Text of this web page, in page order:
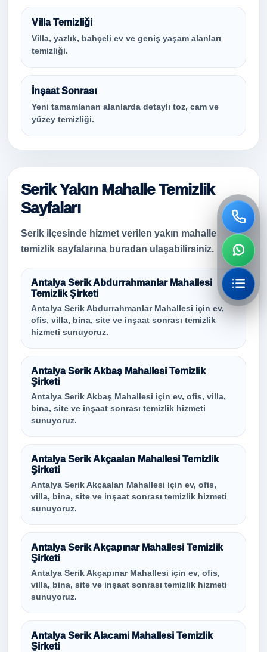
Villa Temizliği
Villa, yazlık, bahçeli ev ve geniş yaşam alanları
temizliği.
İnşaat Sonrası
Yeni tamamlanan alanlarda detaylı toz, cam ve
yüzey temizliği.
Serik Yakın Mahalle Temizlik
Sayfaları
Serik ilçesinde hizmet verilen yakın mahalle
temizlik sayfalarına buradan ulaşabilirsiniz.
Antalya Serik Abdurrahmanlar Mahallesi
Temizlik Şirketi
Antalya Serik Abdurrahmanlar Mahallesi için ev,
ofis, villa, bina, site ve inşaat sonrası temizlik
hizmeti sunuyoruz.
Antalya Serik Akbaş Mahallesi Temizlik
Şirketi
Antalya Serik Akbaş Mahallesi için ev, ofis, villa,
bina, site ve inşaat sonrası temizlik hizmeti
sunuyoruz.
Antalya Serik Akçaalan Mahallesi Temizlik
Şirketi
Antalya Serik Akçaalan Mahallesi için ev, ofis,
villa, bina, site ve inşaat sonrası temizlik hizmeti
sunuyoruz.
Antalya Serik Akçapınar Mahallesi Temizlik
Şirketi
Antalya Serik Akçapınar Mahallesi için ev, ofis,
villa, bina, site ve inşaat sonrası temizlik hizmeti
sunuyoruz.
Antalya Serik Alacami Mahallesi Temizlik
Şirketi